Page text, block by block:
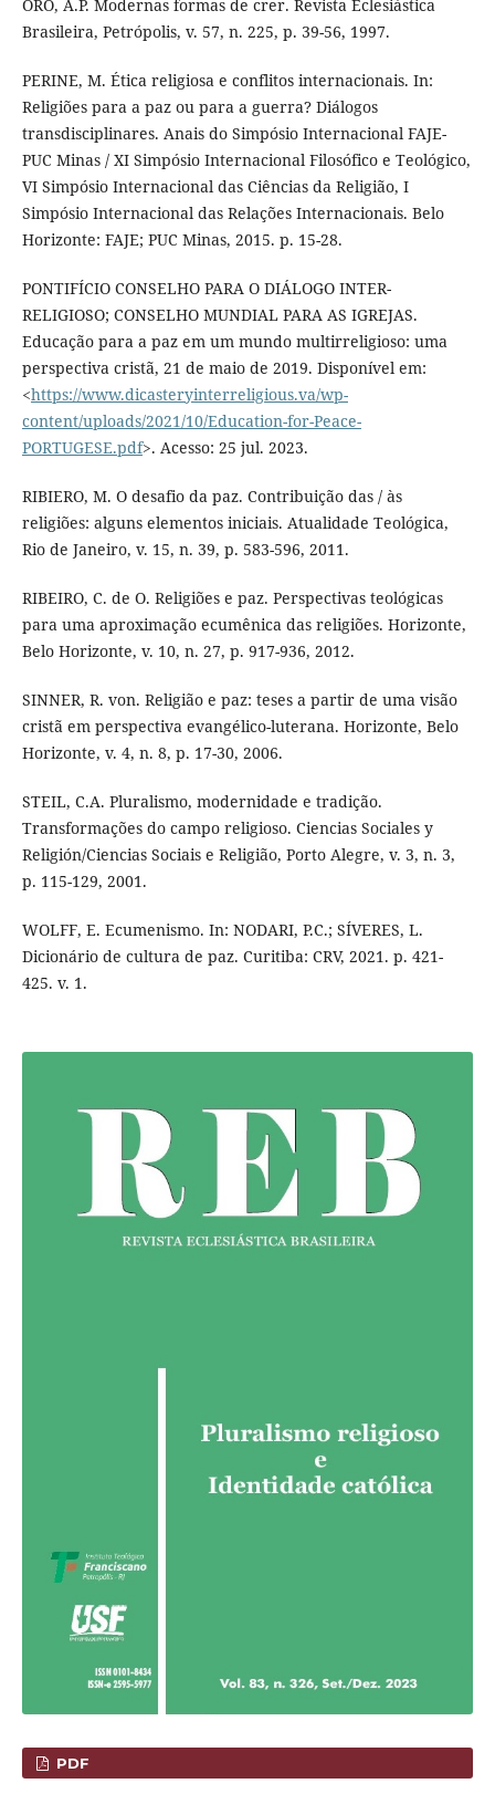
ORO, A.P. Modernas formas de crer. Revista Eclesiástica
Brasileira, Petrópolis, v. 57, n. 225, p. 39-56, 1997.
PERINE, M. Ética religiosa e conflitos internacionais. In:
Religiões para a paz ou para a guerra? Diálogos
transdisciplinares. Anais do Simpósio Internacional FAJE-
PUC Minas / XI Simpósio Internacional Filosófico e Teológico,
VI Simpósio Internacional das Ciências da Religião, I
Simpósio Internacional das Relações Internacionais. Belo
Horizonte: FAJE; PUC Minas, 2015. p. 15-28.
PONTIFÍCIO CONSELHO PARA O DIÁLOGO INTER-
RELIGIOSO; CONSELHO MUNDIAL PARA AS IGREJAS.
Educação para a paz em um mundo multirreligioso: uma
perspectiva cristã, 21 de maio de 2019. Disponível em:
<https://www.dicasteryinterreligious.va/wp-
content/uploads/2021/10/Education-for-Peace-
PORTUGESE.pdf>. Acesso: 25 jul. 2023.
RIBIERO, M. O desafio da paz. Contribuição das / às
religiões: alguns elementos iniciais. Atualidade Teológica,
Rio de Janeiro, v. 15, n. 39, p. 583-596, 2011.
RIBEIRO, C. de O. Religiões e paz. Perspectivas teológicas
para uma aproximação ecumênica das religiões. Horizonte,
Belo Horizonte, v. 10, n. 27, p. 917-936, 2012.
SINNER, R. von. Religião e paz: teses a partir de uma visão
cristã em perspectiva evangélico-luterana. Horizonte, Belo
Horizonte, v. 4, n. 8, p. 17-30, 2006.
STEIL, C.A. Pluralismo, modernidade e tradição.
Transformações do campo religioso. Ciencias Sociales y
Religión/Ciencias Sociais e Religião, Porto Alegre, v. 3, n. 3,
p. 115-129, 2001.
WOLFF, E. Ecumenismo. In: NODARI, P.C.; SÍVERES, L.
Dicionário de cultura de paz. Curitiba: CRV, 2021. p. 421-
425. v. 1.
PDF